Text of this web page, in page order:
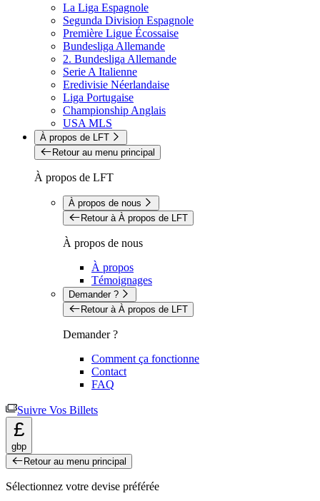
La Liga Espagnole
Segunda Division Espagnole
Première Ligue Écossaise
Bundesliga Allemande
2. Bundesliga Allemande
Serie A Italienne
Eredivisie Néerlandaise
Liga Portugaise
Championship Anglais
USA MLS
À propos de LFT
Retour au menu principal
À propos de LFT
À propos de nous
Retour à À propos de LFT
À propos de nous
À propos
Témoignages
Demander ?
Retour à À propos de LFT
Demander ?
Comment ça fonctionne
Contact
FAQ
Suivre Vos Billets
£
gbp
Retour au menu principal
Sélectionnez votre devise préférée